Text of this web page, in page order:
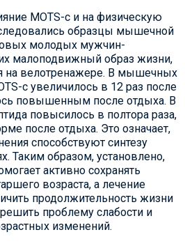
MOTS-c и на физическую
образцы мышечной
молодых мужчин-
малоподвижный образ жизни,
на велотренажере. В мышечных
c увеличилось в 12 раз после
повышенным после отдыха. В
повысилось в полтора раза,
после отдыха. Это означает,
способствуют синтезу
Таким образом, установлено,
активно сохранять
возраста, а лечение
продолжительность жизни
проблему слабости и
изменений.